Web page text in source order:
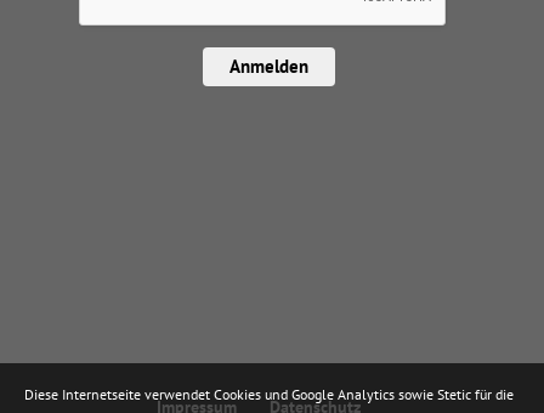
Anmelden
Impressum Datenschutz
Diese Internetseite verwendet Cookies und Google Analytics sowie Stetic für die